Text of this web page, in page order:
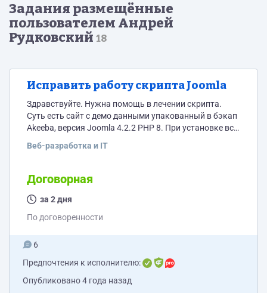
Задания размещённые
пользователем Андрей
Рудковский 18
Исправить работу скрипта Joomla
Здравствуйте. Нужна помощь в лечении скрипта.
Суть есть сайт с демо данными упакованный в бэкап
Akeeba, версия Joomla 4.2.2 PHP 8. При установке всё
http://bwm1947.beget.tech. Проблемы при входе в
error has occurred. 0 in_array(): Argument #2 ($haystack)
must be of type array, bool given Лог ошибки такой: Call
stack # Function Location 1 ()...
Веб-разработка и IT
Договорная
за 2 дня
По договоренности
6
Предпочтения к исполнителю:
Опубликовано4 года назад